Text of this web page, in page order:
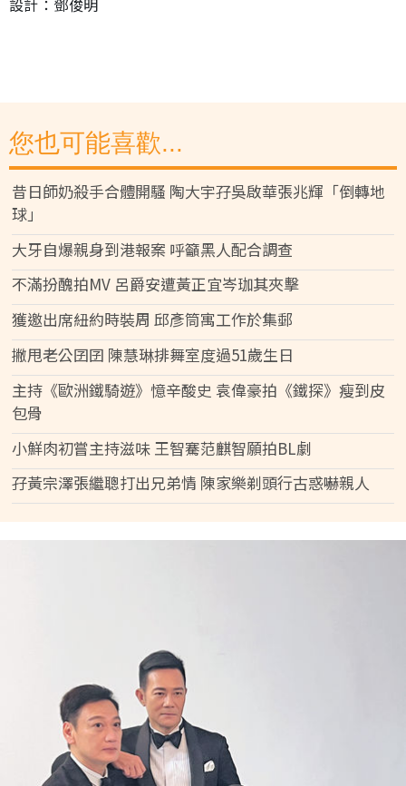
設計：鄧俊明
您也可能喜歡...
昔日師奶殺手合體開騷 陶大宇孖吳啟華張兆輝「倒轉地
球」
大牙自爆親身到港報案 呼籲黑人配合調查
不滿扮醜拍MV 呂爵安遭黃正宜岑珈其夾擊
獲邀出席紐約時裝周 邱彥筒寓工作於集郵
撇甩老公囝囝 陳慧琳排舞室度過51歲生日
主持《歐洲鐵騎遊》憶辛酸史 袁偉豪拍《鐵探》瘦到皮
包骨
小鮮肉初嘗主持滋味 王智騫范麒智願拍BL劇
孖黃宗澤張繼聰打出兄弟情 陳家樂剃頭行古惑嚇親人